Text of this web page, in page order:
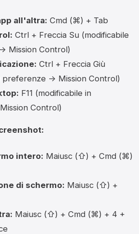
all'altra: Cmd (⌘) + Tab
Ctrl + Freccia Su (modificabile
Mission Control)
Ctrl + Freccia Giù
preferenze -> Mission Control)
F11 (modificabile in
Control)
intero: Maiusc (⇧) + Cmd (⌘)
di schermo: Maiusc (⇧) +
Maiusc (⇧) + Cmd (⌘) + 4 +